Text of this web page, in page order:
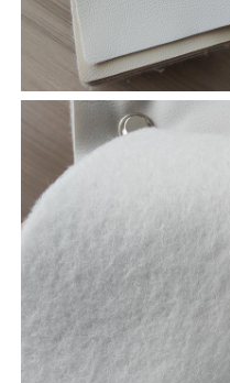
Resistencia a
la abrasión
Doblar fortaleza
Resistente a la
hidrólisis
Escenarios de
aplicación